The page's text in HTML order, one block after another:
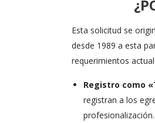
Esta solicitud se
desde 1989 a esta
requerimientos
Registro como
registran a los
profesionalización.